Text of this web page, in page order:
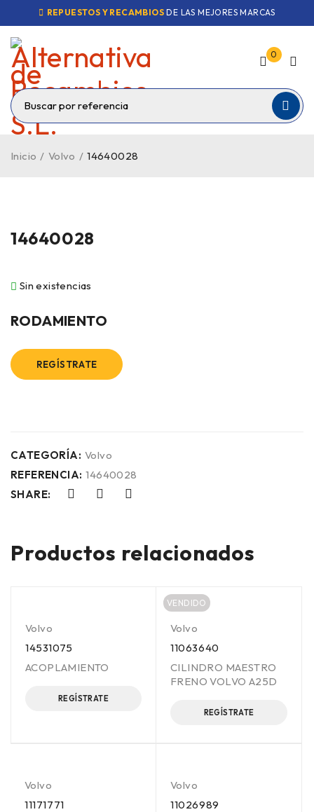
REPUESTOS Y RECAMBIOS DE LAS MEJORES MARCAS
0
Inicio / Volvo / 14640028
14640028
Sin existencias
RODAMIENTO
REGÍSTRATE
CATEGORÍA: Volvo
REFERENCIA: 14640028
SHARE:
Productos relacionados
Volvo
14531075
ACOPLAMIENTO
REGÍSTRATE
VENDIDO
Volvo
11063640
CILINDRO MAESTRO
FRENO VOLVO A25D
REGÍSTRATE
Volvo
11171771
Volvo
11026989